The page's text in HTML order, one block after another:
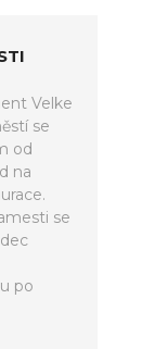
Velke
se
od
na
se
po